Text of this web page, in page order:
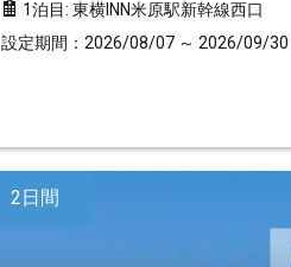
1泊目: 東横INN米原駅新幹線西口
設定期間：2026/08/07 ～ 2026/09/30
2日間